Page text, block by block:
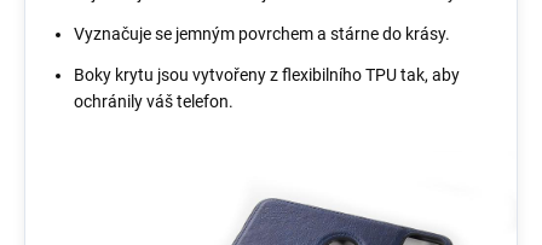
Vyznačuje se jemným povrchem a stárne do krásy.
Boky krytu jsou vytvořeny z flexibilního TPU tak, aby
ochránily váš telefon.